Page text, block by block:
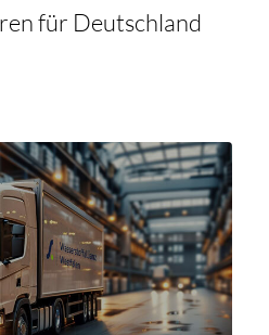
für Deutschland